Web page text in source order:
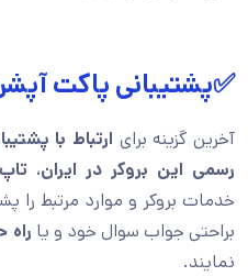
✅پشتیبانی پاکت
آخرین گزینه برای ارتباط با
رسمی این بروکر در ایران،
خدمات بروکر و موارد مرتبط را
براحتی جواب سوال خود و یا
نمایند.